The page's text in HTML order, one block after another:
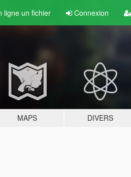
ligne un fichier Connexion
MAPS DIVERS